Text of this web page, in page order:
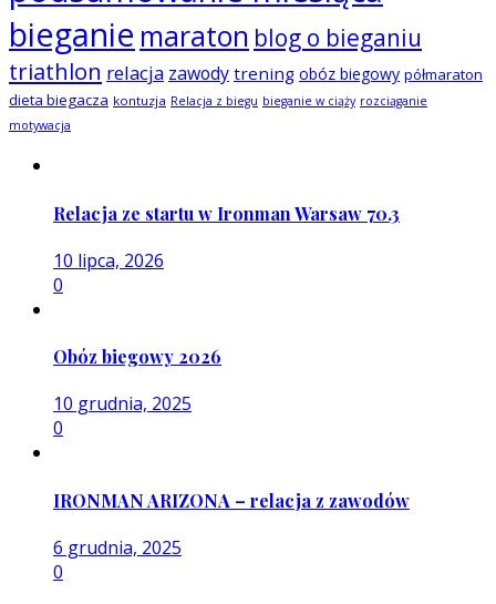
bieganie maraton blog o bieganiu
triathlon relacja zawody trening obóz biegowy półmaraton
dieta biegacza kontuzja Relacja z biegu bieganie w ciąży rozciąganie
motywacja
Relacja ze startu w Ironman Warsaw 70.3
10 lipca, 2026
0
Obóz biegowy 2026
10 grudnia, 2025
0
IRONMAN ARIZONA – relacja z zawodów
6 grudnia, 2025
0